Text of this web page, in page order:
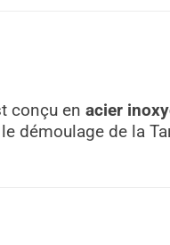
conçu en acier
démoulage de la